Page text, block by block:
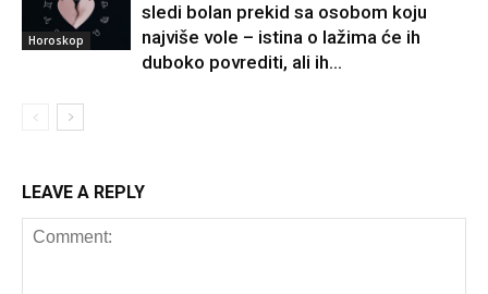
Horoskop
sledi bolan prekid sa osobom koju
najviše vole – istina o lažima će ih
duboko povrediti, ali ih...
LEAVE A REPLY